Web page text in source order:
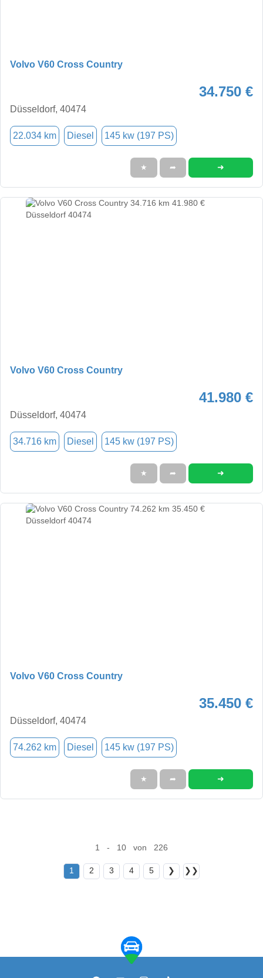
Volvo V60 Cross Country
34.750 €
Düsseldorf, 40474
22.034 km Diesel 145 kw (197 PS)
★ ➦ ➜
Volvo V60 Cross Country
41.980 €
Düsseldorf, 40474
34.716 km Diesel 145 kw (197 PS)
★ ➦ ➜
Volvo V60 Cross Country
35.450 €
Düsseldorf, 40474
74.262 km Diesel 145 kw (197 PS)
★ ➦ ➜
1 - 10 von 226
1 2 3 4 5 ❯ ❯❯